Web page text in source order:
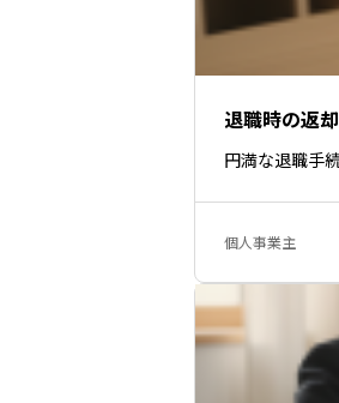
退職時の返
円満な退職手
個人事業主